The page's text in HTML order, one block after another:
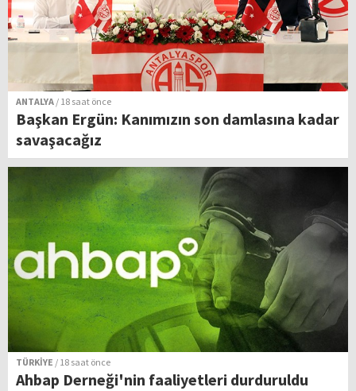
ANTALYA / 18 saat önce
Başkan Ergün: Kanımızın son damlasına kadar
savaşacağız
TÜRKİYE / 18 saat önce
Ahbap Derneği'nin faaliyetleri durduruldu